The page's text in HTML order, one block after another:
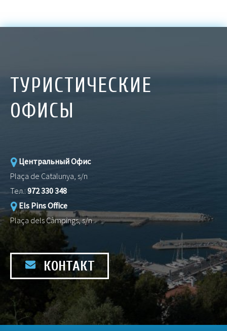
ТУРИСТИЧЕСКИЕ
ОФИСЫ
Центральный Офис
Plaça de Catalunya, s/n
Тел.:972 330 348
Els Pins Office
Plaça dels Càmpings, s/n
КОНТАКТ